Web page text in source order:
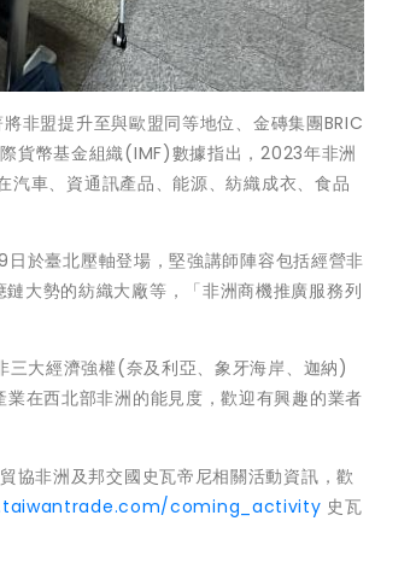
非盟提升至與歐盟同等地位、金磚集團BRIC
貨幣基金組織(IMF)數據指出，2023年非洲
車、資通訊產品、能源、紡織成衣、食品
於臺北壓軸登場，堅強講師陣容包括經營非
大勢的紡織大廠等，「非洲商機推廣服務列
大經濟強權(奈及利亞、象牙海岸、迦納)
在西北部非洲的能見度，歡迎有興趣的業者
協非洲及邦交國史瓦帝尼相關活動資訊，歡
coming_activity 史瓦